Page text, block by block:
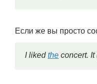
Если же вы просто
I likedthe concert. It